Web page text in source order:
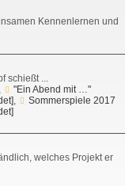
Kennenlernen und
schießt ...
,
"Ein Abend mit …"
,
Sommerspiele 2017
welches Projekt er